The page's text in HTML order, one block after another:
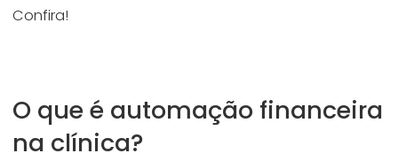
Confira!
O que é automação financeira
na clínica?